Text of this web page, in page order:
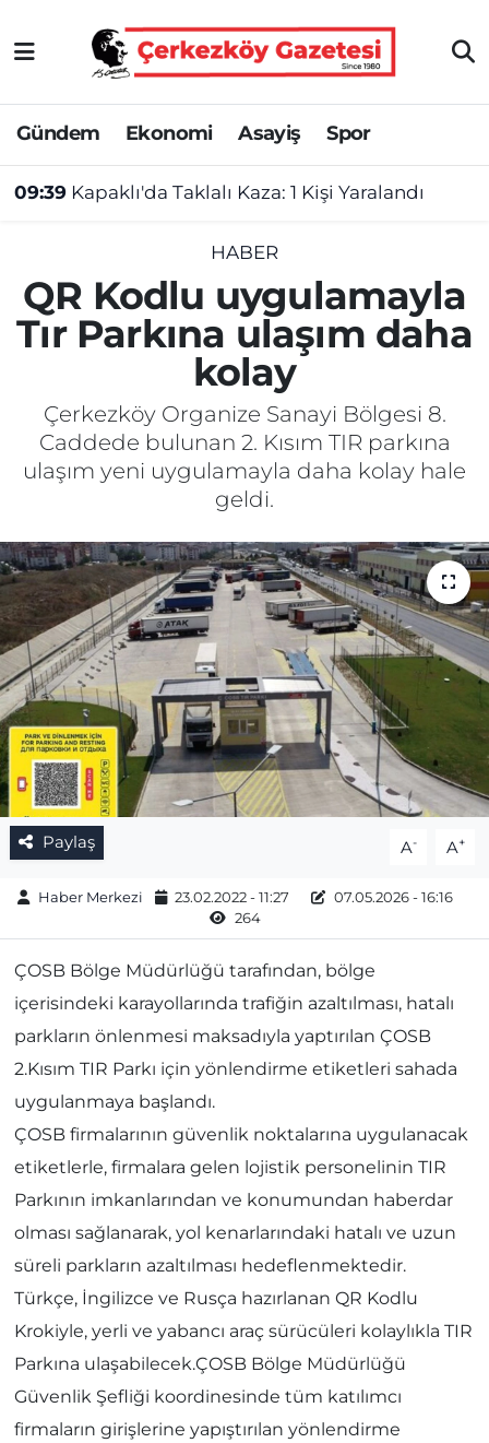
Gündem Ekonomi Asayiş Spor
09:39 Kapaklı'da Taklalı Kaza: 1 Kişi Yaralandı
HABER
QR Kodlu uygulamayla
Tır Parkına ulaşım daha
kolay
Çerkezköy Organize Sanayi Bölgesi 8.
Caddede bulunan 2. Kısım TIR parkına
ulaşım yeni uygulamayla daha kolay hale
geldi.
Paylaş A- A+
Haber Merkezi 23.02.2022 - 11:27
07.05.2026 - 16:16
264
ÇOSB Bölge Müdürlüğü tarafından, bölge
içerisindeki karayollarında trafiğin azaltılması, hatalı
parkların önlenmesi maksadıyla yaptırılan ÇOSB
2.Kısım TIR Parkı için yönlendirme etiketleri sahada
uygulanmaya başlandı.
ÇOSB firmalarının güvenlik noktalarına uygulanacak
etiketlerle, firmalara gelen lojistik personelinin TIR
Parkının imkanlarından ve konumundan haberdar
olması sağlanarak, yol kenarlarındaki hatalı ve uzun
süreli parkların azaltılması hedeflenmektedir.
Türkçe, İngilizce ve Rusça hazırlanan QR Kodlu
Krokiyle, yerli ve yabancı araç sürücüleri kolaylıkla TIR
Parkına ulaşabilecek.ÇOSB Bölge Müdürlüğü
Güvenlik Şefliği koordinesinde tüm katılımcı
firmaların girişlerine yapıştırılan yönlendirme
Asayiş
Ekonomi
Gündem
Kültür&Sanat
SAĞLIK
Spor
İletişim
Künye
Topluluk Kuralları
Yayın İlkeleri
Tekirdağ Nöbetçi Eczaneler
Tekirdağ Hava Durumu
Tekirdağ Namaz Vakitleri
Tekirdağ Trafik Yoğunluk Haritası
Süper Lig Puan Durumu ve Fikstür
Tüm Manşetler
Son Dakika Haberleri
Haber Arşivi